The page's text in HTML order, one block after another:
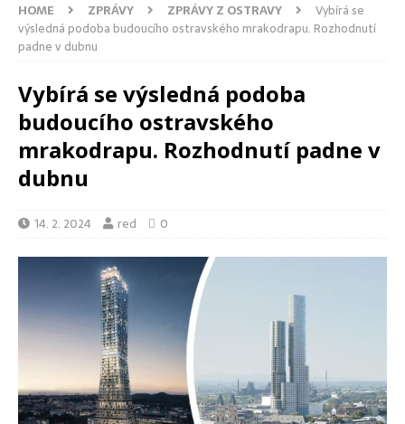
HOME ZPRÁVY ZPRÁVY Z OSTRAVY
Vybírá se
výsledná podoba budoucího ostravského mrakodrapu. Rozhodnutí
padne v dubnu
Vybírá se výsledná podoba
budoucího ostravského
mrakodrapu. Rozhodnutí padne v
dubnu
14. 2. 2024 red 0